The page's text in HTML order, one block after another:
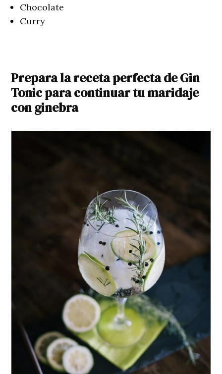
Chocolate
Curry
Prepara la receta perfecta de Gin
Tonic para continuar tu maridaje
con ginebra